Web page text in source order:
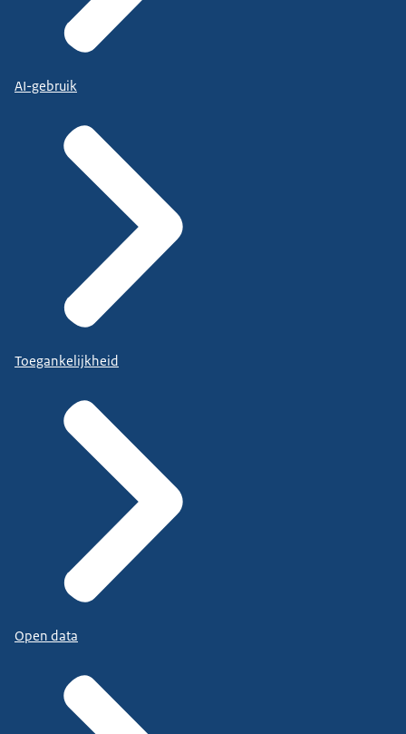
AI-gebruik
Toegankelijkheid
Open data